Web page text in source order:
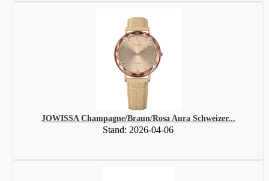
JOWISSA Champagne/Braun/Rosa Aura Schweizer...
Stand: 2026-04-06